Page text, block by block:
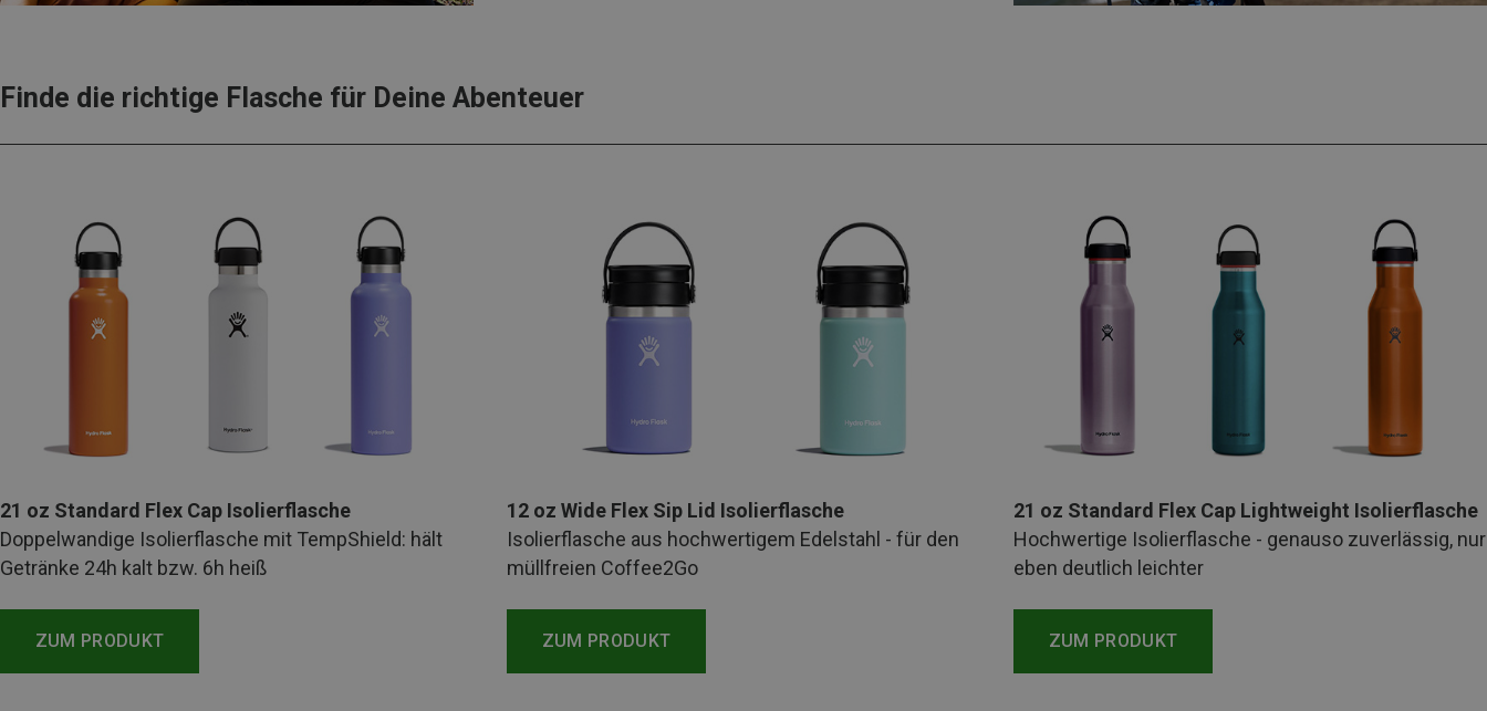
Finde die richtige Flasche für Deine Abenteuer
21 oz Standard Flex Cap Isolierflasche
Doppelwandige Isolierflasche mit TempShield: hält
Getränke 24h kalt bzw. 6h heiß
ZUM PRODUKT
12 oz Wide Flex Sip Lid Isolierflasche
Isolierflasche aus hochwertigem Edelstahl - für den
müllfreien Coffee2Go
ZUM PRODUKT
21 oz Standard Flex Cap Lightweight Isolierflasche
Hochwertige Isolierflasche - genauso zuverlässig, nur
eben deutlich leichter
ZUM PRODUKT